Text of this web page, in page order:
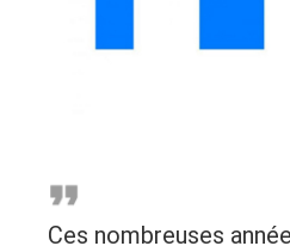
Ces nombreuses